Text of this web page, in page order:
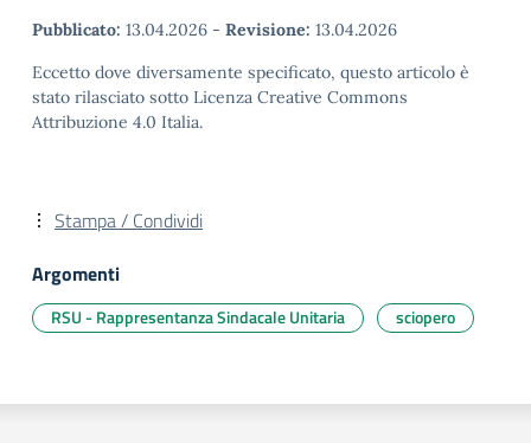
Pubblicato: 13.04.2026 - Revisione: 13.04.2026
Eccetto dove diversamente specificato, questo articolo è
stato rilasciato sotto Licenza Creative Commons
Attribuzione 4.0 Italia.
Stampa / Condividi
Argomenti
RSU - Rappresentanza Sindacale Unitaria sciopero